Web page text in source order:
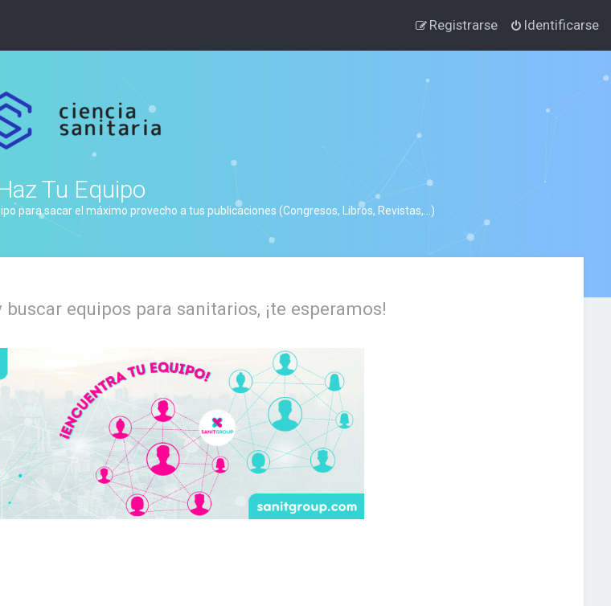
Identificarse
Registrarse
Tu Equipo
para sacar el máximo provecho a tus publicaciones (Congresos, Libros, Revistas,...)
equipos para sanitarios, ¡te esperamos!